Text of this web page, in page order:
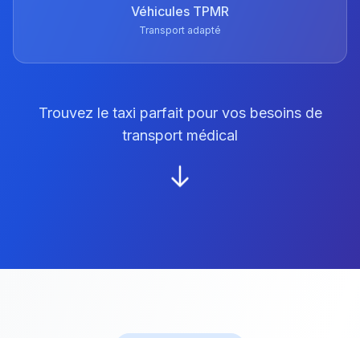
Véhicules TPMR
Transport adapté
Trouvez le taxi parfait pour vos besoins de
transport médical